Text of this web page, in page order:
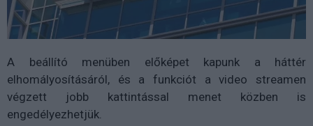
A beállító menüben előképet kapunk a háttér
elhomályosításáról, és a funkciót a video streamen
végzett jobb kattintással menet közben is
engedélyezhetjük.